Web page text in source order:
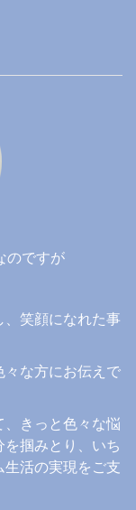
のですが
、笑顔になれた事
々な方にお伝えで
、きっと色々な悩
掴みとり、いち
活の実現をご支